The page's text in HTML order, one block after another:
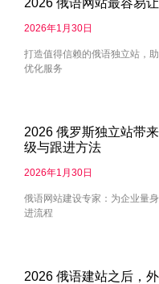
2026 俄语网站最容易
2026年1月30日
打造值得信赖的俄语独立站，
优化服务
2026 俄罗斯独立站带
级与跟进方法
2026年1月30日
俄语网站建设专家：为企业量
进流程
2026 俄语建站之后，